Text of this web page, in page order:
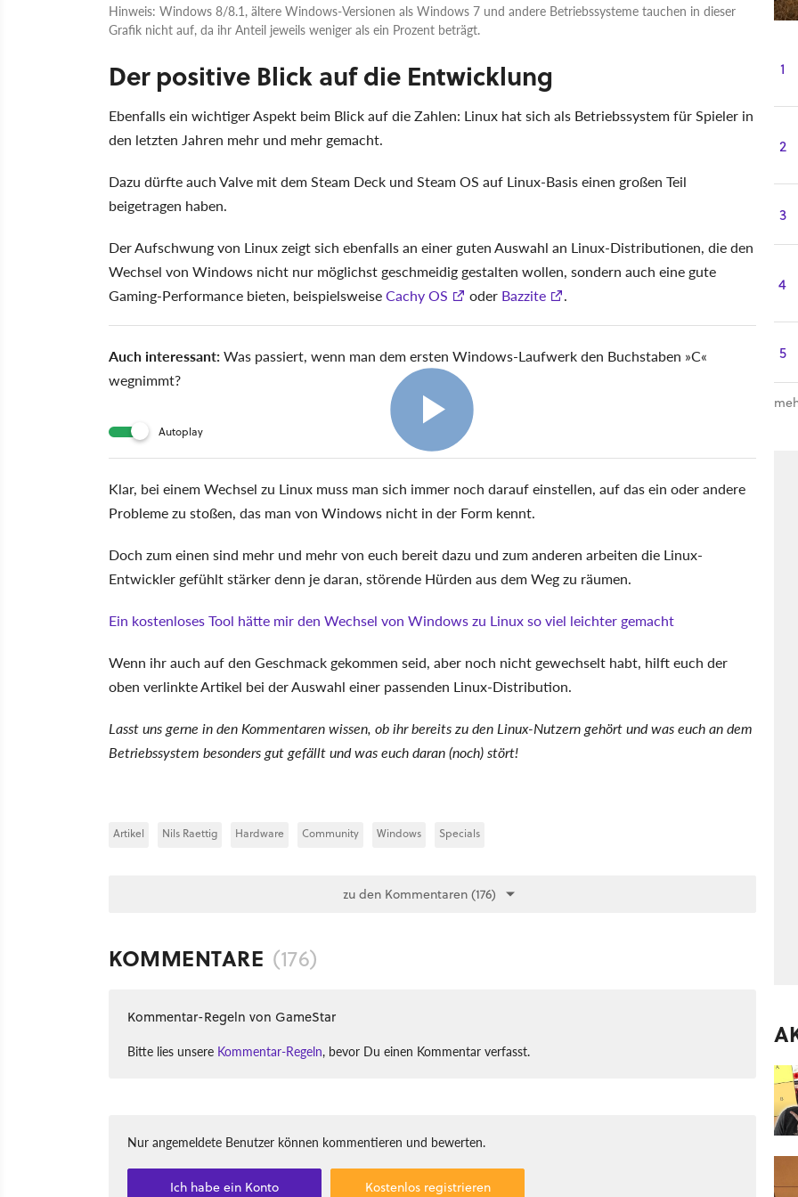
Hinweis: Windows 8/8.1, ältere Windows-Versionen als Windows 7 und andere Betriebssysteme tauchen in dieser
Grafik nicht auf, da ihr Anteil jeweils weniger als ein Prozent beträgt.
Der positive Blick auf die Entwicklung
Ebenfalls ein wichtiger Aspekt beim Blick auf die Zahlen: Linux hat sich als Betriebssystem für Spieler in
den letzten Jahren mehr und mehr gemacht.
Dazu dürfte auch Valve mit dem Steam Deck und Steam OS auf Linux-Basis einen großen Teil
beigetragen haben.
Der Aufschwung von Linux zeigt sich ebenfalls an einer guten Auswahl an Linux-Distributionen, die den
Wechsel von Windows nicht nur möglichst geschmeidig gestalten wollen, sondern auch eine gute
Gaming-Performance bieten, beispielsweiseCachy OS oder Bazzite .
Auch interessant:Was passiert, wenn man dem ersten Windows-Laufwerk den Buchstaben »C«
wegnimmt?
Autoplay
Klar, bei einem Wechsel zu Linux muss man sich immer noch darauf einstellen, auf das ein oder andere
Probleme zu stoßen, das man von Windows nicht in der Form kennt.
Doch zum einen sind mehr und mehr von euch bereit dazu und zum anderen arbeiten die Linux-
Entwickler gefühlt stärker denn je daran, störende Hürden aus dem Weg zu räumen.
Ein kostenloses Tool hätte mir den Wechsel von Windows zu Linux so viel leichter gemacht
Wenn ihr auch auf den Geschmack gekommen seid, aber noch nicht gewechselt habt, hilft euch der
oben verlinkte Artikel bei der Auswahl einer passenden Linux-Distribution.
Lasst uns gerne in den Kommentaren wissen, ob ihr bereits zu den Linux-Nutzern gehört und was euch an dem
Betriebssystem besonders gut gefällt und was euch daran (noch) stört!
Artikel Nils Raettig Hardware Community Windows Specials
zu den Kommentaren (176)
KOMMENTARE (176)
Kommentar-Regeln von GameStar
Bitte lies unsere Kommentar-Regeln, bevor Du einen Kommentar verfasst.
Nur angemeldete Benutzer können kommentieren und bewerten.
Ich habe ein Konto Kostenlos registrieren
1
2
3
4
5